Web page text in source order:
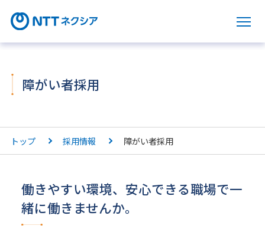
サ
障がい者採用
トップ 採用情報 障がい者採用
働きやすい環境、安心できる職場で一
緒に働きませんか。